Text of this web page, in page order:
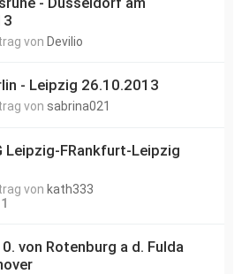
von Devilio
- Leipzig 26.10.2013
von sabrina021
Leipzig-FRankfurt-Leipzig
von kath333
1
von Rotenburg a d. Fulda